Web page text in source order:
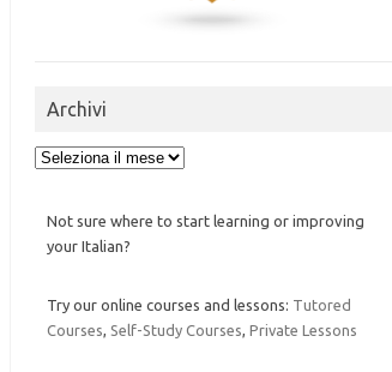
Archivi
Archivi
Not sure where to start learning or improving
your Italian?
Try our online courses and lessons: Tutored
Courses, Self-Study Courses,Private Lessons